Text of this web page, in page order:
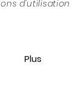
d'utilisation
Plus